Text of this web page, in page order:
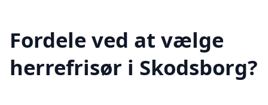
Fordele ved at vælge
herrefrisør i Skodsborg?